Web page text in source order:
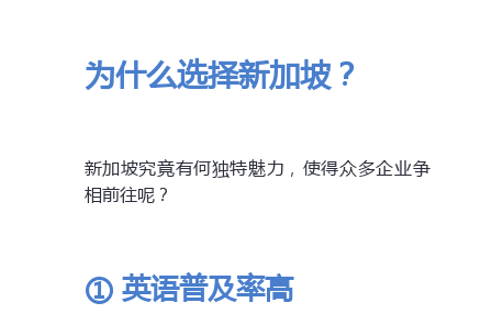
为什么选择新加坡？
新加坡究竟有何独特魅力，使得众多企业争
相前往呢？
① 英语普及率高